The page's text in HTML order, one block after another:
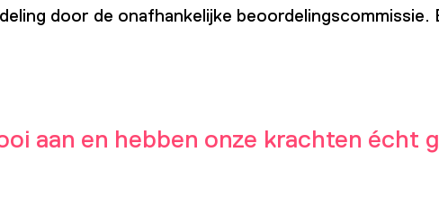
door de onafhankelijke beoordelingscommissie.
aan en hebben onze krachten écht